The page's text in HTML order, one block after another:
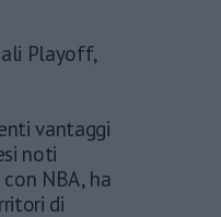
Playoff,
vantaggi
noti
NBA, ha
di